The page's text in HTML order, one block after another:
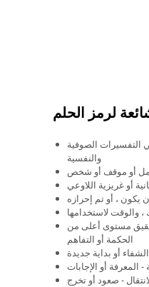
الصوفية
والنفسية
أو موقف أو شخص
أو غريزية اللاوعي
يكون ، أو تم إحرازه
، والوقت لاستخدامها
مستوى أعلى من
الحكمة أو التفاهم
أو بداية جديدة
- المعرفة أو الإجابات
- صعود أو تخرج